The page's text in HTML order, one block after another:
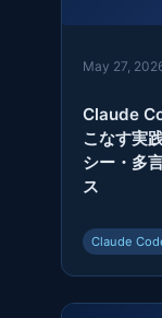
May 27,
Claude
こなす実
シー・多
ス
Claude